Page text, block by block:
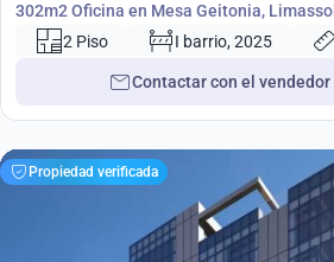
302m2 Oficina en Mesa Geitonia,
2 Piso
I barrio, 2025
Contactar con el vendedor
Propiedad verificada